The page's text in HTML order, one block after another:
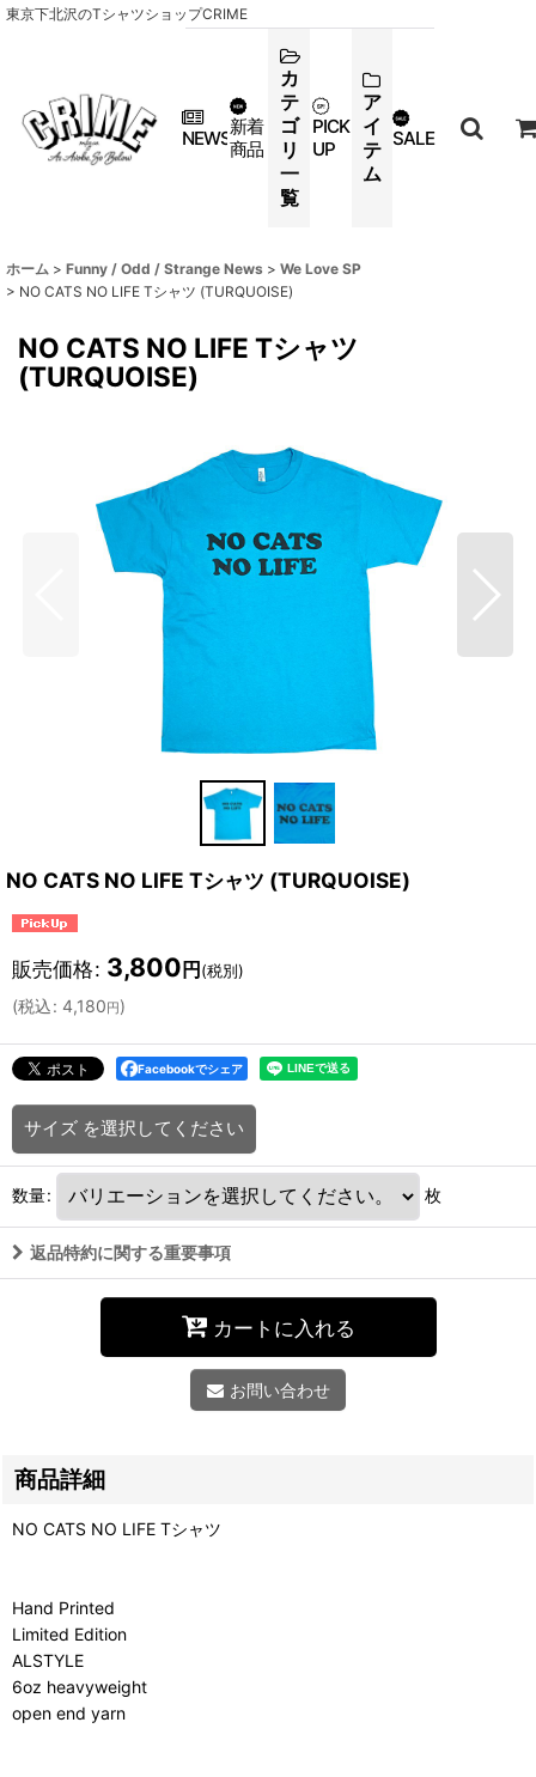
東京下北沢のTシャツショップCRIME
NEWS新着
商品
カ
テ
ゴ
リ
一
覧
PICK
UP
ア
イ
テ
ム
SALE
ホーム > Funny / Odd / Strange News > We Love SP
> NO CATS NO LIFE Tシャツ (TURQUOISE)
NO CATS NO LIFE Tシャツ
(TURQUOISE)
NO CATS NO LIFE Tシャツ (TURQUOISE)
販売価格: 3,800 円 (税別)
(税込: 4,180円)
Facebookでシェア
サイズ を選択してください
数量: 枚
返品特約に関する重要事項
カートに入れる
お問い合わせ
商品詳細
NO CATS NO LIFE Tシャツ
Hand Printed
Limited Edition
ALSTYLE
6oz heavyweight
open end yarn